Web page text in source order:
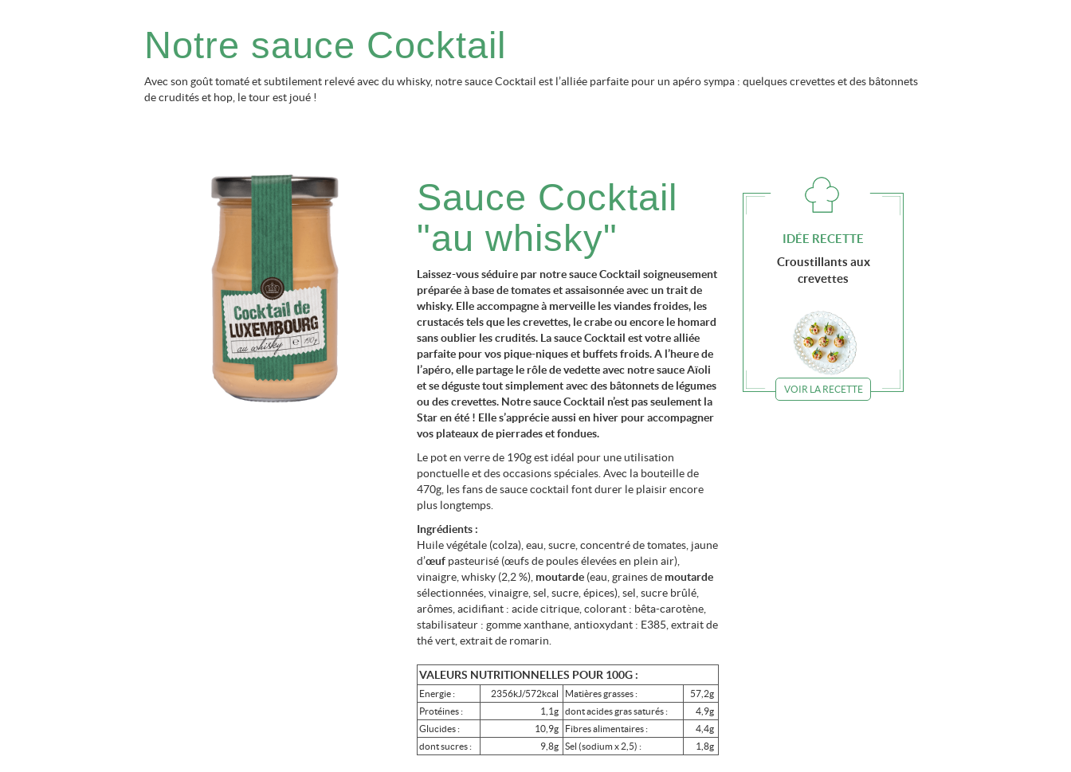
Notre sauce Cocktail
Avec son goût tomaté et subtilement relevé avec du whisky, notre sauce Cocktail est l’alliée parfaite pour un apéro sympa : quelques crevettes et des bâtonnets
de crudités et hop, le tour est joué !
Sauce Cocktail
"au whisky"
Laissez-vous séduire par notre sauce Cocktail soigneusement
préparée à base de tomates et assaisonnée avec un trait de
whisky. Elle accompagne à merveille les viandes froides, les
crustacés tels que les crevettes, le crabe ou encore le homard
sans oublier les crudités. La sauce Cocktail est votre alliée
parfaite pour vos pique-niques et buffets froids. A l’heure de
l’apéro, elle partage le rôle de vedette avec notre sauce Aïoli
et se déguste tout simplement avec des bâtonnets de légumes
ou des crevettes. Notre sauce Cocktail n’est pas seulement la
Star en été ! Elle s’apprécie aussi en hiver pour accompagner
vos plateaux de pierrades et fondues.
Le pot en verre de 190g est idéal pour une utilisation
ponctuelle et des occasions spéciales. Avec la bouteille de
470g, les fans de sauce cocktail font durer le plaisir encore
plus longtemps.
Ingrédients :
Huile végétale (colza), eau, sucre, concentré de tomates, jaune
d’œuf pasteurisé (œufs de poules élevées en plein air),
vinaigre, whisky (2,2 %), moutarde (eau, graines de moutarde
sélectionnées, vinaigre, sel, sucre, épices), sel, sucre brûlé,
arômes, acidifiant : acide citrique, colorant : bêta-carotène,
stabilisateur : gomme xanthane, antioxydant : E385, extrait de
thé vert, extrait de romarin.
VALEURS NUTRITIONNELLES POUR 100G :
Energie : 2356kJ/572kcal Matières grasses :
57,2g
Protéines :
1,1g dont acides gras saturés :
4,9g
Glucides :
10,9g Fibres alimentaires :
4,4g
dont sucres :
9,8g Sel (sodium x 2,5) : 1,8g
IDÉE RECETTE
Croustillants aux
crevettes
VOIR LA RECETTE